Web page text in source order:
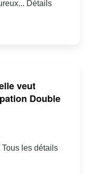
Détails
veut
Double
Tous les détails